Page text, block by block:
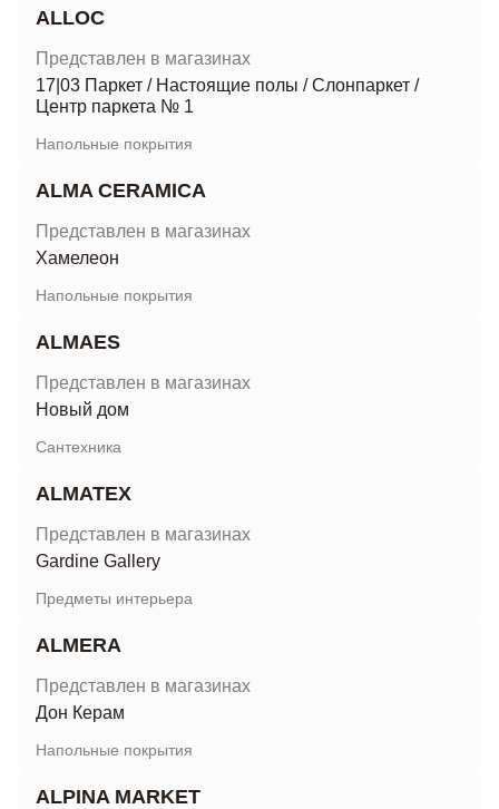
ALLOC
Представлен в магазинах
17|03 Паркет / Настоящие полы /Слонпаркет /
Центр паркета № 1
Напольные покрытия
ALMA CERAMICA
Представлен в магазинах
Хамелеон
Напольные покрытия
ALMAES
Представлен в магазинах
Новый дом
Сантехника
ALMATEX
Представлен в магазинах
Gardine Gallery
Предметы интерьера
ALMERA
Представлен в магазинах
Дон Керам
Напольные покрытия
ALPINA MARKET